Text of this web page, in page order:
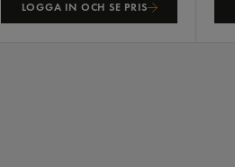
LOGGA IN OCH SE PRIS